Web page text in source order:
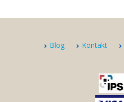
Blog Kontakt